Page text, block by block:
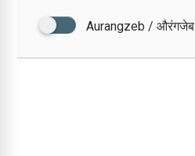
Aurangzeb / औरंगजेब